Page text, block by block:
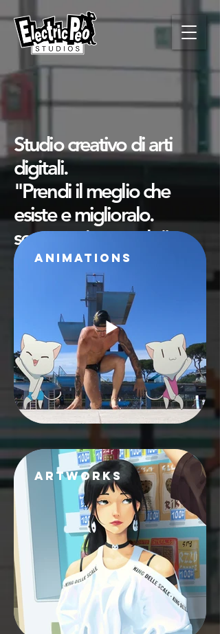
Studio creativo di arti
digitali.
"Prendi il meglio che
esiste e miglioralo.
se non esiste crealo".
ANIMATIONS
ARTWORKS